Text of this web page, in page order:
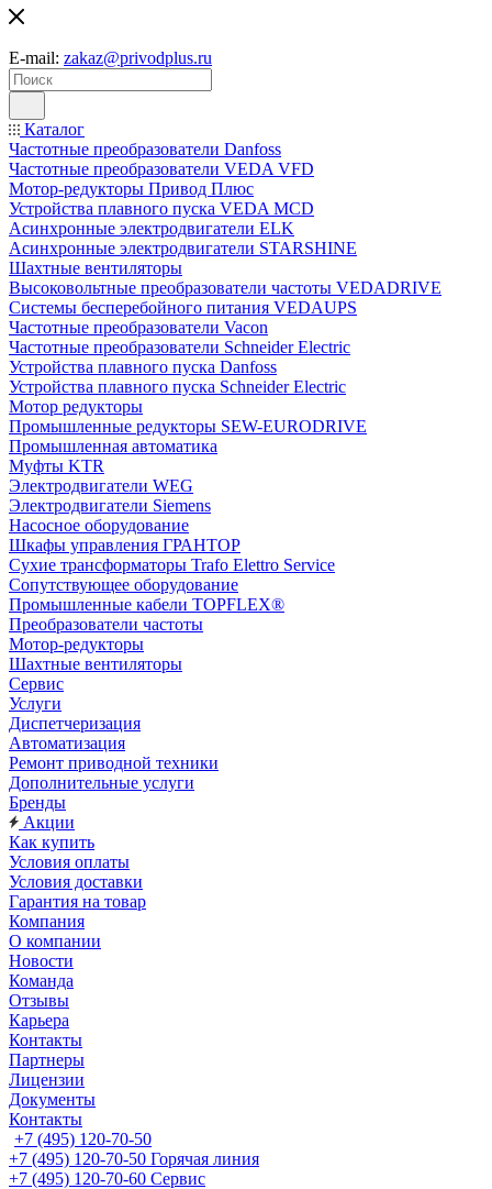
E-mail: zakaz@privodplus.ru
Каталог
Частотные преобразователи Danfoss
Частотные преобразователи VEDA VFD
Мотор-редукторы Привод Плюс
Устройства плавного пуска VEDA MCD
Асинхронные электродвигатели ELK
Асинхронные электродвигатели STARSHINE
Шахтные вентиляторы
Высоковольтные преобразователи частоты VEDADRIVE
Системы бесперебойного питания VEDAUPS
Частотные преобразователи Vacon
Частотные преобразователи Schneider Electric
Устройства плавного пуска Danfoss
Устройства плавного пуска Schneider Electric
Мотор редукторы
Промышленные редукторы SEW-EURODRIVE
Промышленная автоматика
Муфты KTR
Электродвигатели WEG
Электродвигатели Siemens
Насосное оборудование
Шкафы управления ГРАНТОР
Сухие трансформаторы Trafo Elettro Service
Сопутствующее оборудование
Промышленные кабели TOPFLEX®
Преобразователи частоты
Мотор-редукторы
Шахтные вентиляторы
Сервис
Услуги
Диспетчеризация
Автоматизация
Ремонт приводной техники
Дополнительные услуги
Бренды
Акции
Как купить
Условия оплаты
Условия доставки
Гарантия на товар
Компания
О компании
Новости
Команда
Отзывы
Карьера
Контакты
Партнеры
Лицензии
Документы
Контакты
+7 (495) 120-70-50
+7 (495) 120-70-50 Горячая линия
+7 (495) 120-70-60 Сервис